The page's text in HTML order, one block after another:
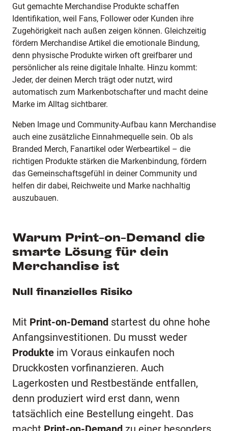
Gut gemachte Merchandise Produkte schaffen
Identifikation, weil Fans, Follower oder Kunden ihre
Zugehörigkeit nach außen zeigen können. Gleichzeitig
fördern Merchandise Artikel die emotionale Bindung,
denn physische Produkte wirken oft greifbarer und
persönlicher als reine digitale Inhalte. Hinzu kommt:
Jeder, der deinen Merch trägt oder nutzt, wird
automatisch zum Markenbotschafter und macht deine
Marke im Alltag sichtbarer.
Neben Image und Community-Aufbau kann Merchandise
auch eine zusätzliche Einnahmequelle sein. Ob als
Branded Merch, Fanartikel oder Werbeartikel – die
richtigen Produkte stärken die Markenbindung, fördern
das Gemeinschaftsgefühl in deiner Community und
helfen dir dabei, Reichweite und Marke nachhaltig
auszubauen.
Warum Print-on-Demand die
smarte Lösung für dein
Merchandise ist
Null finanzielles Risiko
Mit Print-on-Demand startest du ohne hohe
Anfangsinvestitionen. Du musst weder
Produkte im Voraus einkaufen noch
Druckkosten vorfinanzieren. Auch
Lagerkosten und Restbestände entfallen,
denn produziert wird erst dann, wenn
tatsächlich eine Bestellung eingeht. Das